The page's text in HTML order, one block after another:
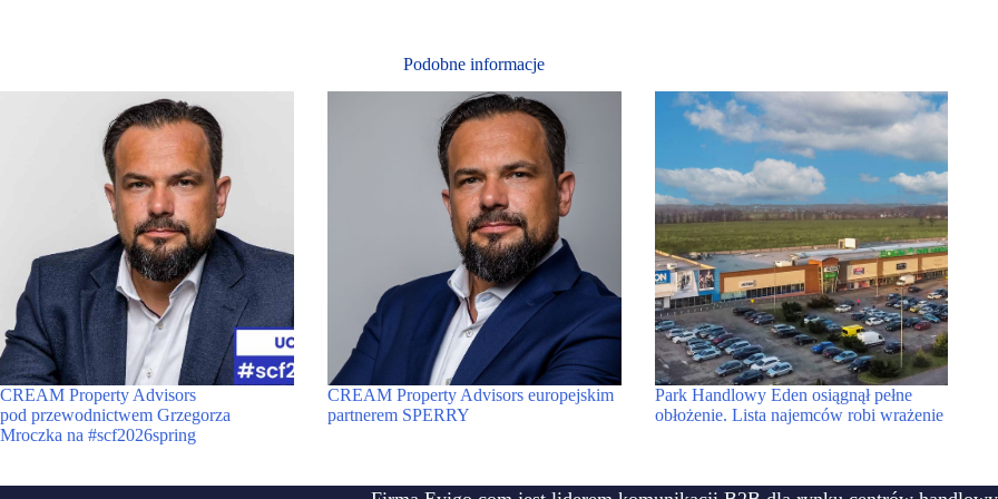
Podobne informacje
CREAM Property Advisors
pod przewodnictwem Grzegorza
Mroczka na #scf2026spring
CREAM Property Advisors europejskim
partnerem SPERRY
Park Handlowy Eden osiągnął pełne
obłożenie. Lista najemców robi wrażenie